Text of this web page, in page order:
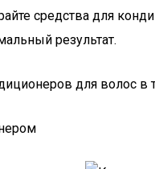
средства для
результат.
для волос в